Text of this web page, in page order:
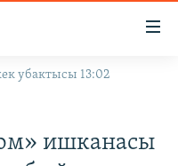
убактысы 13:02
ишканасы